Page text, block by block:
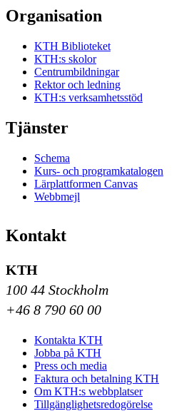
Organisation
KTH Biblioteket
KTH:s skolor
Centrumbildningar
Rektor och ledning
KTH:s verksamhetsstöd
Tjänster
Schema
Kurs- och programkatalogen
Lärplattformen Canvas
Webbmejl
Kontakt
KTH
100 44 Stockholm
+46 8 790 60 00
Kontakta KTH
Jobba på KTH
Press och media
Faktura och betalning KTH
Om KTH:s webbplatser
Tillgänglighetsredogörelse